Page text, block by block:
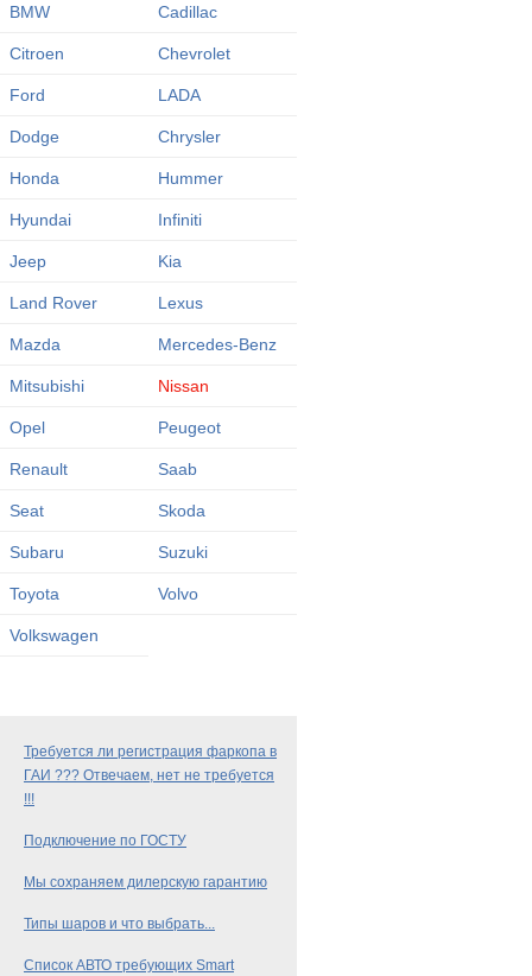
BMW Cadillac
Citroen Chevrolet
Ford LADA
Dodge Chrysler
Honda Hummer
Hyundai Infiniti
Jeep Kia
Land Rover Lexus
Mazda Mercedes-Benz
Mitsubishi Nissan
Opel Peugeot
Renault Saab
Seat Skoda
Subaru Suzuki
Toyota Volvo
Volkswagen
Требуется ли регистрация фаркопа в
ГАИ ??? Отвечаем, нет не требуется
!!!
Подключение по ГОСТУ
Мы сохраняем дилерскую гарантию
Типы шаров и что выбрать...
Список АВТО требующих Smart